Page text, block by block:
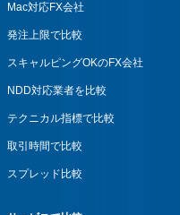
Mac対応FX会社
発注上限で比較
スキャルピングOKのFX会社
NDD対応業者を比較
テクニカル指標で比較
取引時間で比較
スプレッド比較